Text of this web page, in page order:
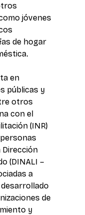
jóvenes
de hogar
en
públicas y
otros
con el
(INR)
Dirección
(DINALI –
a
de
y